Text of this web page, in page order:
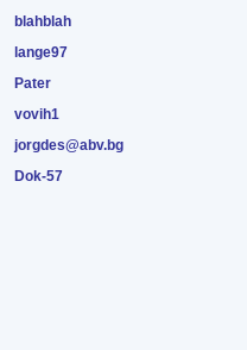
blahblah
lange97
Pater
vovih1
jorgdes@abv.bg
Dok-57